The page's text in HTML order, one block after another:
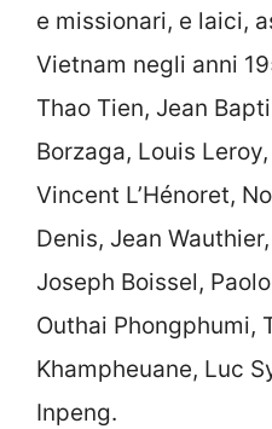
e missionari, e laici,
Vietnam negli anni
Thao Tien, Jean
Borzaga, Louis
Vincent L’Hénoret,
Denis, Jean
Joseph Boissel,
Outhai Phongphumi,
Khampheuane, Luc
Inpeng.